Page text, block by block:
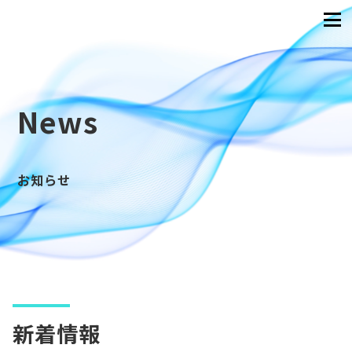
News
お知らせ
新着情報